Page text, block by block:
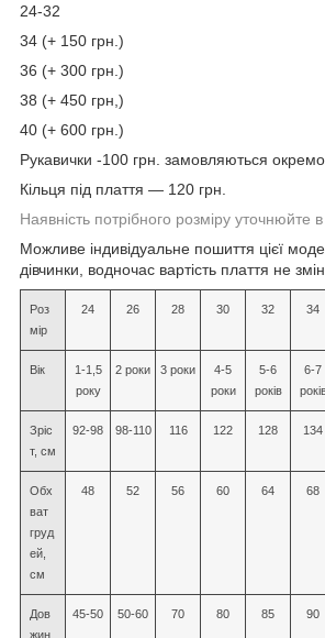
24-32
34 (+ 150 грн.)
36 (+ 300 грн.)
38 (+ 450 грн,)
40 (+ 600 грн.)
Рукавички -100 грн. замовляються окремо
Кільця під плаття — 120 грн.
Наявність потрібного розміру уточнюйте
Можливе індивідуальне пошиття цієї
дівчинки, водночас вартість плаття не
Роз
мір
24 26 28 30 32 34
Вік
1-1,5
року
2 роки 3 роки
4-5
роки
5-6
років
6-7
Зріс
т, см
92-98 98-110 116 122 128 134
Обх
ват
груд
ей,
см
48 52 56 60 64 68
Дов
жин
45-50 50-60 70 80 85 90